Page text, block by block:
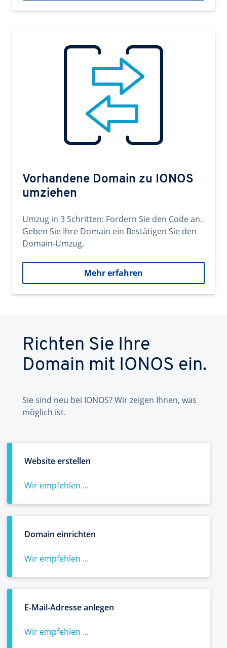
Vorhandene Domain zu IONOS
umziehen
Umzug in 3 Schritten: Fordern Sie den Code an.
Geben Sie Ihre Domain ein Bestätigen Sie den
Domain-Umzug.
Mehr erfahren
Richten Sie Ihre
Domain mit IONOS ein.
Sie sind neu bei IONOS? Wir zeigen Ihnen, was
möglich ist.
Website erstellen
Wir empfehlen ...
Domain einrichten
Wir empfehlen ...
E-Mail-Adresse anlegen
Wir empfehlen ...